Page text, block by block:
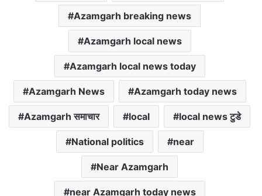
t
e
l
l
Azamgarh breaking news
Azamgarh local news
Azamgarh local news today
Azamgarh News Azamgarh today news
Azamgarh समाचार local local news टुडे
National politics near
Near Azamgarh
near Azamgarh today news